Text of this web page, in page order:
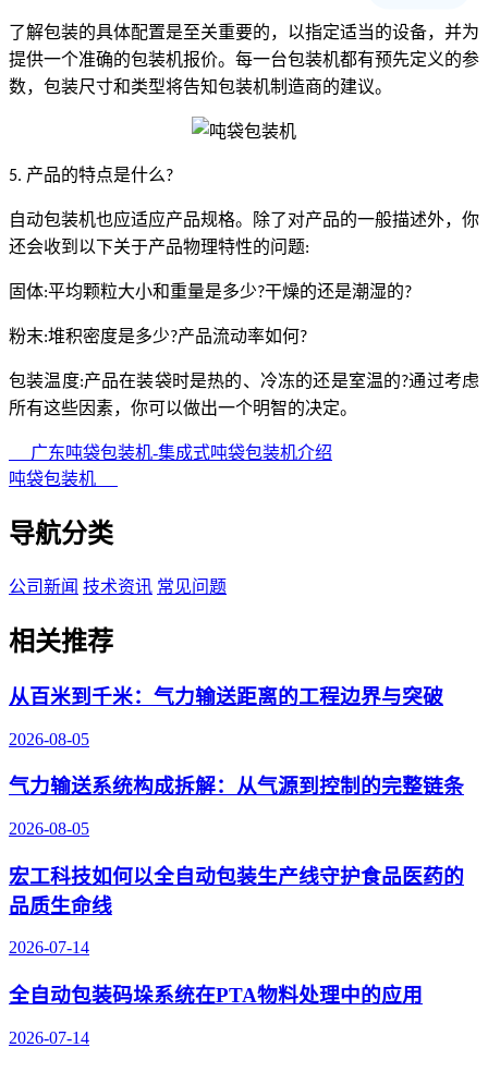
了解包装的具体配置是至关重要的，以指定适当的设备，并为
提供一个准确的包装机报价。每一台包装机都有预先定义的参
数，包装尺寸和类型将告知包装机制造商的建议。
5. 产品的特点是什么?
自动包装机也应适应产品规格。除了对产品的一般描述外，你
还会收到以下关于产品物理特性的问题:
固体:平均颗粒大小和重量是多少?干燥的还是潮湿的?
粉末:堆积密度是多少?产品流动率如何?
包装温度:产品在装袋时是热的、冷冻的还是室温的?通过考虑
所有这些因素，你可以做出一个明智的决定。
广东吨袋包装机-集成式吨袋包装机介绍
吨袋包装机
导航分类
公司新闻 技术资讯 常见问题
相关推荐
从百米到千米：气力输送距离的工程边界与突破
2026-08-05
气力输送系统构成拆解：从气源到控制的完整链条
2026-08-05
宏工科技如何以全自动包装生产线守护食品医药的
品质生命线
2026-07-14
全自动包装码垛系统在PTA物料处理中的应用
2026-07-14